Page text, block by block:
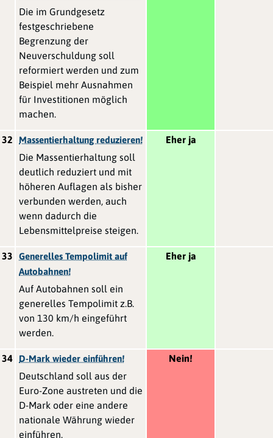
Die im Grundgesetz
festgeschriebene
Begrenzung der
Neuverschuldung soll
reformiert werden und zum
Beispiel mehr Ausnahmen
für Investitionen möglich
machen.
32 Massentierhaltung reduzieren!
Die Massentierhaltung soll
deutlich reduziert und mit
höheren Auflagen als bisher
verbunden werden, auch
wenn dadurch die
Lebensmittelpreise steigen.
Eher ja
33
Generelles Tempolimit auf
Autobahnen!
Auf Autobahnen soll ein
generelles Tempolimit z.B.
von 130 km/h eingeführt
werden.
Eher ja
34 D-Mark wieder einführen!
Deutschland soll aus der
Euro-Zone austreten und die
D-Mark oder eine andere
nationale Währung wieder
einführen.
Nein!